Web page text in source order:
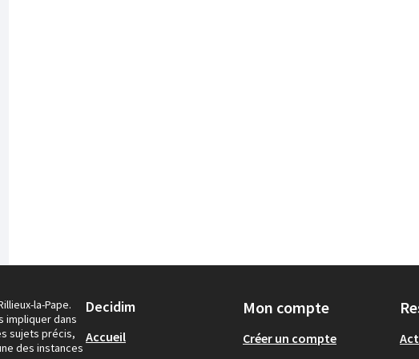
la-Pape.
impliquer dans
sujets précis,
des instances
Decidim
Accueil
Mon compte
Créer un compte